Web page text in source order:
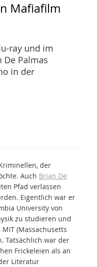
Mafiafilm
ray und im
De Palmas
in der
der
Auch Brian De
Pfad verlassen
Eigentlich war er
University von
zu studieren und
(Massachusetts
Tatsächlich war der
Frickeleien als an
Literatur